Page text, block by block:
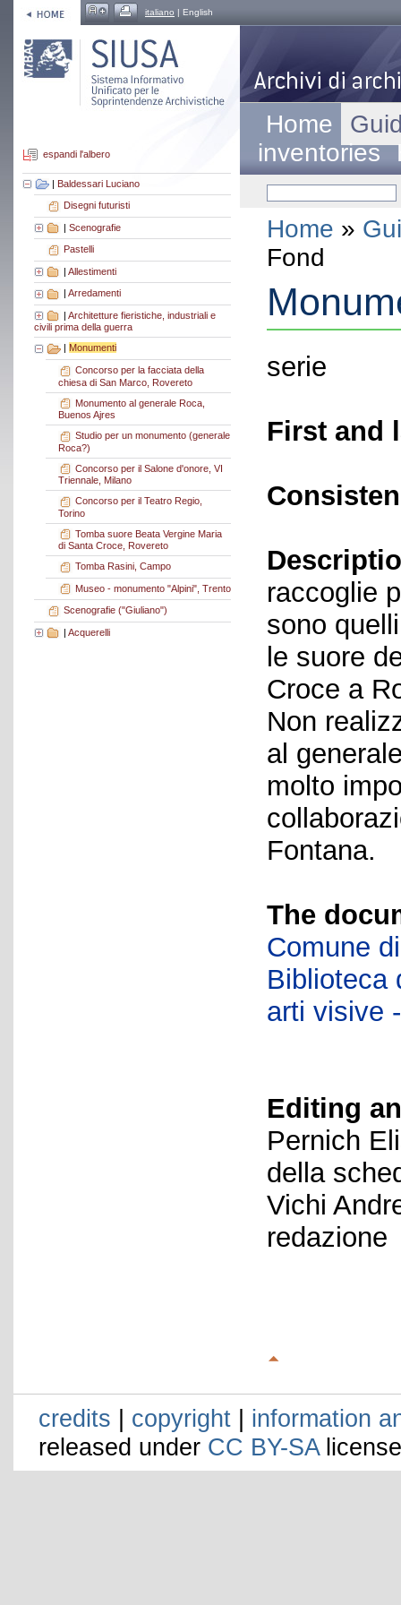
italiano | English
espandi l'albero
| Baldessari Luciano
Disegni futuristi
| Scenografie
Pastelli
| Allestimenti
Arredamenti
| Architetture fieristiche, industriali e
civili prima della guerra
Monumenti
Concorso per la facciata della
chiesa di San Marco, Rovereto
Monumento al generale Roca,
Buenos Ajres
Studio per un monumento (generale
Roca?)
Concorso per il Salone d'onore, VI
Triennale, Milano
Concorso per il Teatro Regio,
Torino
Tomba suore Beata Vergine Maria
di Santa Croce, Rovereto
Tomba Rasini, Campo
Museo - monumento "Alpini", Trento
Scenografie ("Giuliano")
| Acquerelli
Home
inventories
Home »
Fond
serie
First and
raccoglie
sono
le suore
Croce a
Non
al
molto
Fontana.
The
Comune
Biblioteca
arti visive
Editing
Pernich
della
Vichi
redazione
credits | copyright | information
released under CC BY-SA